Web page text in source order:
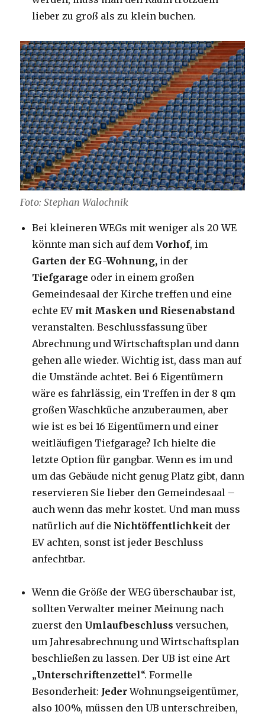
lieber zu groß als zu klein buchen.
Foto: Stephan Walochnik
Bei kleineren WEGs mit weniger als 20 WE
könnte man sich auf demVorhof, im
Garten der EG-Wohnung, in der
Tiefgarage oder in einem großen
Gemeindesaal der Kirche treffen und eine
echte EV mit Masken und Riesenabstand
veranstalten. Beschlussfassung über
Abrechnung und Wirtschaftsplan und dann
gehen alle wieder. Wichtig ist, dass man auf
die Umstände achtet. Bei 6 Eigentümern
wäre es fahrlässig, ein Treffen in der 8 qm
großen Waschküche anzuberaumen, aber
wie ist es bei 16 Eigentümern und einer
weitläufigen Tiefgarage? Ich hielte die
letzte Option für gangbar. Wenn es im und
um das Gebäude nicht genug Platz gibt, dann
reservieren Sie lieber den Gemeindesaal –
auch wenn das mehr kostet. Und man muss
natürlich auf die Nichtöffentlichkeit der
EV achten, sonst ist jeder Beschluss
anfechtbar.
Wenn die Größe der WEG überschaubar ist,
sollten Verwalter meiner Meinung nach
zuerst den Umlaufbeschluss versuchen,
um Jahresabrechnung und Wirtschaftsplan
beschließen zu lassen. Der UB ist eine Art
„Unterschriftenzettel“. Formelle
Besonderheit: JederWohnungseigentümer,
also 100%, müssen den UB unterschreiben,